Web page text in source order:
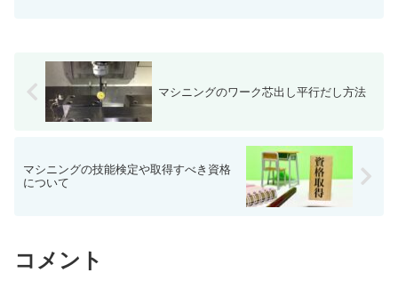
マシニングのワーク芯出し平行だし方法
マシニングの技能検定や取得すべき資格
について
コメント